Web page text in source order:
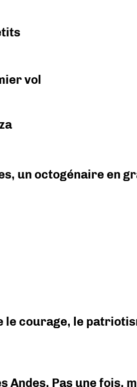
vol
un octogénaire en
le courage, le
Andes. Pas une fois,